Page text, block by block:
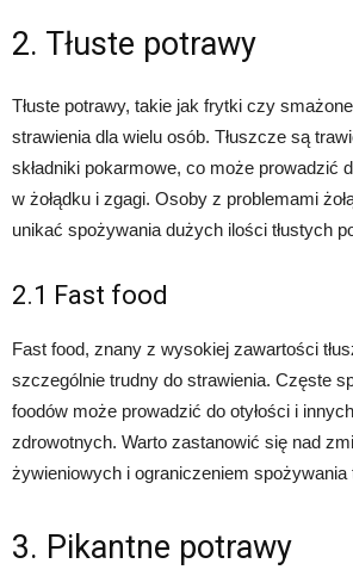
2. Tłuste potrawy
Tłuste potrawy, takie jak frytki czy
strawienia dla wielu osób. Tłuszcze są
składniki pokarmowe, co może prowadzić
w żołądku i zgagi. Osoby z problemami
unikać spożywania dużych ilości tłustych
2.1 Fast food
Fast food, znany z wysokiej zawartości
szczególnie trudny do strawienia. Częste
foodów może prowadzić do otyłości i
zdrowotnych. Warto zastanowić się nad
żywieniowych i ograniczeniem spożywania
3. Pikantne potrawy